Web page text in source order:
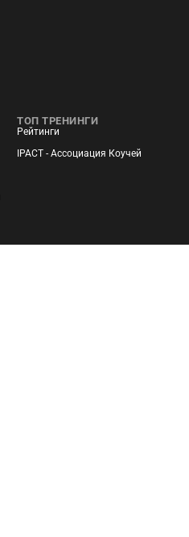
ТОП ТРЕНИНГИ
Рейтинги
IPACT - Ассоциация Коучей